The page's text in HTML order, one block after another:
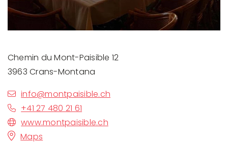
Chemin du Mont-Paisible 12
3963 Crans-Montana
info@montpaisible.ch
+41 27 480 21 61
www.montpaisible.ch
Maps